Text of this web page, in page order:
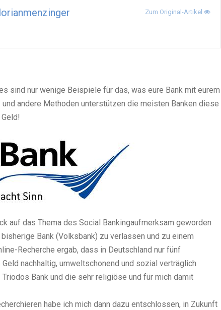
Zum Original-Artikel
sind nur wenige Beispiele für das, was eure Bank mit eurem
andere Methoden unterstützen die meisten Banken diese
auf das Thema des Social Bankingaufmerksam geworden
Bank (Volksbank) zu verlassen und zu einem
Recherche ergab, dass in Deutschland nur fünf
nachhaltig, umweltschonend und sozial verträglich
Triodos Bank und die sehr religiöse und für mich damit
habe ich mich dann dazu entschlossen, in Zukunft